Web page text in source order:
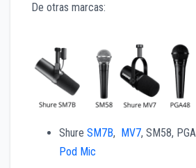
De otras marcas:
Shure SM7B, MV7, SM58,
Pod Mic